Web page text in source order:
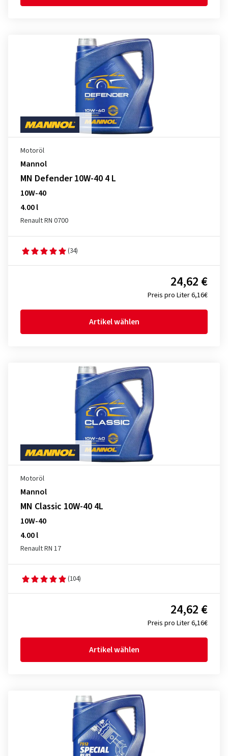
Motoröl
Mannol
MN Defender 10W-40 4 L
10W-40
4.00 l
Renault RN 0700
(34)
Preis pro Liter 6,16€
24,62 €
Artikel wählen
Motoröl
Mannol
MN Classic 10W-40 4L
10W-40
4.00 l
Renault RN 17
(104)
Preis pro Liter 6,16€
24,62 €
Artikel wählen